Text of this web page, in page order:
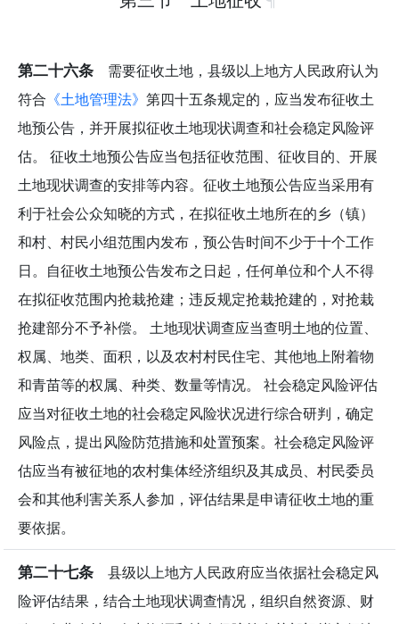
第二十六条 需要征收土地，县级以上地方人民政府认为
符合 《土地管理法》 第四十五条规定的，应当发布征收土
地预公告，并开展拟征收土地现状调查和社会稳定风险评
估。 征收土地预公告应当包括征收范围、征收目的、开展
土地现状调查的安排等内容。征收土地预公告应当采用有
利于社会公众知晓的方式，在拟征收土地所在的乡（镇）
和村、村民小组范围内发布，预公告时间不少于十个工作
日。自征收土地预公告发布之日起，任何单位和个人不得
在拟征收范围内抢栽抢建；违反规定抢栽抢建的，对抢栽
抢建部分不予补偿。 土地现状调查应当查明土地的位置、
权属、地类、面积，以及农村村民住宅、其他地上附着物
和青苗等的权属、种类、数量等情况。 社会稳定风险评估
应当对征收土地的社会稳定风险状况进行综合研判，确定
风险点，提出风险防范措施和处置预案。社会稳定风险评
估应当有被征地的农村集体经济组织及其成员、村民委员
会和其他利害关系人参加，评估结果是申请征收土地的重
要依据。
第二十七条 县级以上地方人民政府应当依据社会稳定风
险评估结果，结合土地现状调查情况，组织自然资源、财